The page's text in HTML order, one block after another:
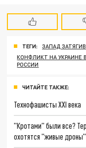
ТЕГИ:
ЗАПАД
КОНФЛИКТ НА УКРАИНЕ
РОССИИ
ЧИТАЙТЕ ТАКЖЕ:
Технофашисты XXI века
"Кротами" были все?
охотятся "живые дроны"